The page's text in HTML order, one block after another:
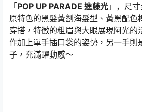
「POP UP PARADE 進藤光 」，尺
原特色的黑髮黃劉海髮型、黃黑配色
穿搭，特徵的粗眉與大眼展現阿光的
作加上單手插口袋的姿勢，另一手則
子，充滿躍動感～